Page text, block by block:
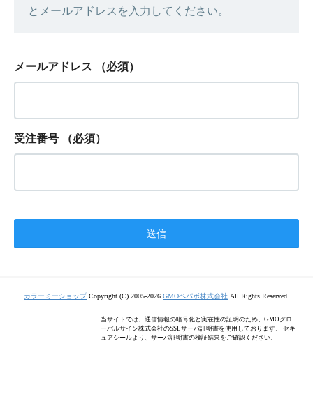
とメールアドレスを入力してください。
メールアドレス （必須）
受注番号 （必須）
カラーミーショップCopyright (C) 2005-2026 GMOペパボ株式会社 All Rights Reserved.
当サイトでは、通信情報の暗号化と実在性の証明のため、GMOグロ
ーバルサイン株式会社のSSLサーバ証明書を使用しております。 セキ
ュアシールより、サーバ証明書の検証結果をご確認ください。